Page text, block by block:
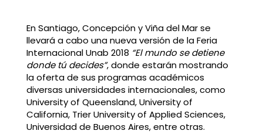
En Santiago, Concepción y Viña del Mar se
llevará a cabo una nueva versión de la Feria
Internacional Unab 2018 “El mundo se detiene
donde tú decides”, donde estarán mostrando
la oferta de sus programas académicos
diversas universidades internacionales, como
University of Queensland, University of
California, Trier University of Applied Sciences,
Universidad de Buenos Aires, entre otras.